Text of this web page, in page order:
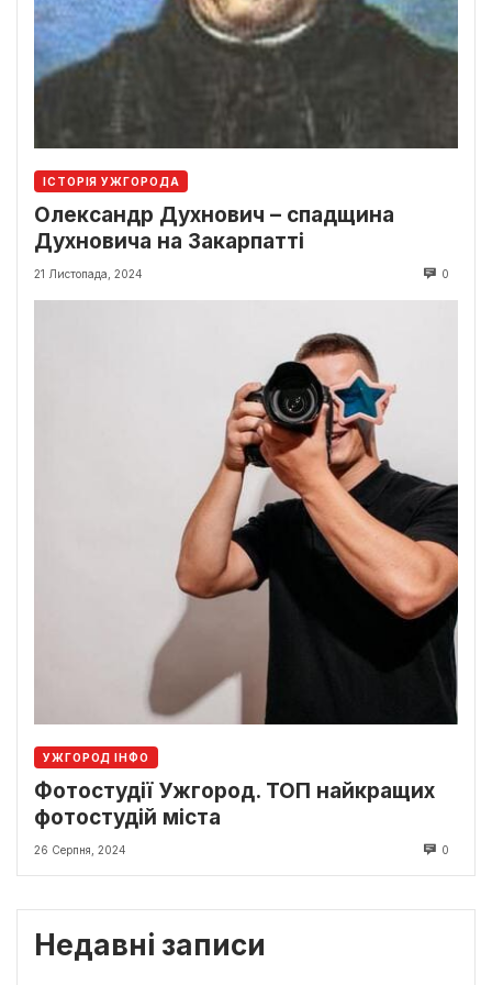
ІСТОРІЯ УЖГОРОДА
Олександр Духнович – спадщина
Духновича на Закарпатті
21 Листопада, 2024 0
УЖГОРОД ІНФО
Фотостудії Ужгород. ТОП найкращих
фотостудій міста
26 Серпня, 2024 0
Недавні записи